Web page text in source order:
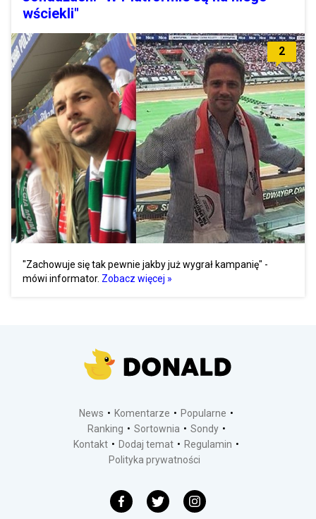
wściekli"
2
"Zachowuje się tak pewnie jakby już wygrał kampanię" -
mówi informator. Zobacz więcej »
News Komentarze
Popularne
Ranking
Sortownia
Sondy
Kontakt
Dodaj temat
Regulamin
Polityka prywatności